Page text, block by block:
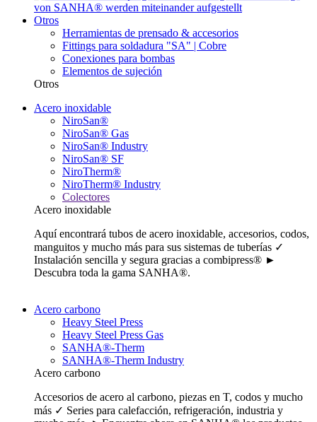
Otros
Herramientas de prensado & accesorios
Fittings para soldadura "SA" | Cobre
Conexiones para bombas
Elementos de sujeción
Otros
Acero inoxidable
NiroSan®
NiroSan® Gas
NiroSan® Industry
NiroSan® SF
NiroTherm®
NiroTherm® Industry
Colectores
Acero inoxidable
Aquí encontrará tubos de acero inoxidable, accesorios, codos,
manguitos y mucho más para sus sistemas de tuberías ✓
Instalación sencilla y segura gracias a combipress® ►
Descubra toda la gama SANHA®.
Acero carbono
Heavy Steel Press
Heavy Steel Press Gas
SANHA®-Therm
SANHA®-Therm Industry
Acero carbono
Accesorios de acero al carbono, piezas en T, codos y mucho
más ✓ Series para calefacción, refrigeración, industria y